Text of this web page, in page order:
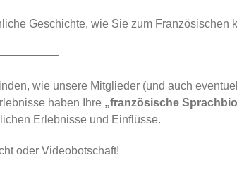
Geschichte, wie Sie zum Französischen
wie unsere Mitglieder (und auch
haben Ihre „französische
Erlebnisse und Einflüsse.
oder Videobotschaft!